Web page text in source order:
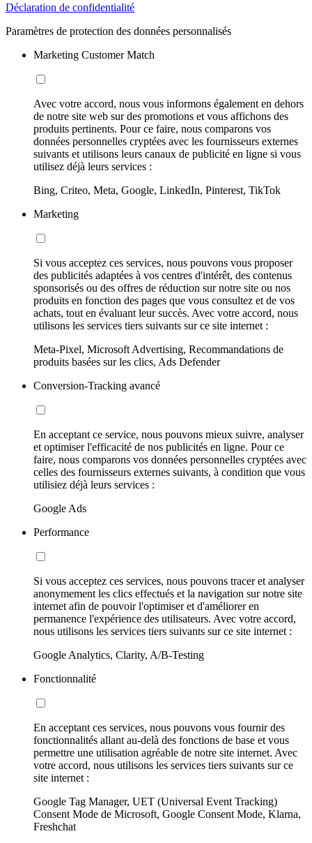
Déclaration de confidentialité
Paramètres de protection des données personnalisés
Marketing Customer Match
Avec votre accord, nous vous informons également en dehors
de notre site web sur des promotions et vous affichons des
produits pertinents. Pour ce faire, nous comparons vos
données personnelles cryptées avec les fournisseurs externes
suivants et utilisons leurs canaux de publicité en ligne si vous
utilisez déjà leurs services :
Bing, Criteo, Meta, Google, LinkedIn, Pinterest, TikTok
Marketing
Si vous acceptez ces services, nous pouvons vous proposer
des publicités adaptées à vos centres d'intérêt, des contenus
sponsorisés ou des offres de réduction sur notre site ou nos
produits en fonction des pages que vous consultez et de vos
achats, tout en évaluant leur succès. Avec votre accord, nous
utilisons les services tiers suivants sur ce site internet :
Meta-Pixel, Microsoft Advertising, Recommandations de
produits basées sur les clics, Ads Defender
Conversion-Tracking avancé
En acceptant ce service, nous pouvons mieux suivre, analyser
et optimiser l'efficacité de nos publicités en ligne. Pour ce
faire, nous comparons vos données personnelles cryptées avec
celles des fournisseurs externes suivants, à condition que vous
utilisiez déjà leurs services :
Google Ads
Performance
Si vous acceptez ces services, nous pouvons tracer et analyser
anonymement les clics effectués et la navigation sur notre site
internet afin de pouvoir l'optimiser et d'améliorer en
permanence l'expérience des utilisateurs. Avec votre accord,
nous utilisons les services tiers suivants sur ce site internet :
Google Analytics, Clarity, A/B-Testing
Fonctionnalité
En acceptant ces services, nous pouvons vous fournir des
fonctionnalités allant au-delà des fonctions de base et vous
permettre une utilisation agréable de notre site internet. Avec
votre accord, nous utilisons les services tiers suivants sur ce
site internet :
Google Tag Manager, UET (Universal Event Tracking)
Consent Mode de Microsoft, Google Consent Mode, Klarna,
Freshchat